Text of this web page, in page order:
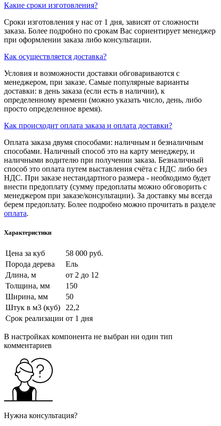
Какие сроки изготовления?
Сроки изготовления у нас от 1 дня, зависят от сложности
заказа. Более подробно по срокам Вас сориентирует менеджер
при оформлении заказа либо консультации.
Как осуществляется доставка?
Условия и возможности доставки обговариваются с
менеджером, при заказе. Самые популярные варианты
доставки: в день заказа (если есть в наличии), к
определенному времени (можно указать число, день, либо
просто определенное время).
Как происходит оплата заказа и оплата доставки?
Оплата заказа двумя способами: наличным и безналичным
способами. Наличный способ это на карту менеджеру, и
наличными водителю при получении заказа. Безналичный
способ это оплата путем выставления счёта с НДС либо без
НДС. При заказе нестандартного размера - необходимо будет
внести предоплату (сумму предоплаты можно обговорить с
менеджером при заказе/консультации). За доставку мы всегда
берем предоплату. Более подробно можно прочитать в разделе
оплата.
Характеристики
Цена за куб
58 000 руб.
Порода дерева
Ель
Длина, м
от 2 до 12
Толщина, мм
150
Ширина, мм
50
Штук в м3 (куб)
22,2
Срок реализации от 1 дня
В настройках компонента не выбран ни один тип
комментариев
Нужна консультация?